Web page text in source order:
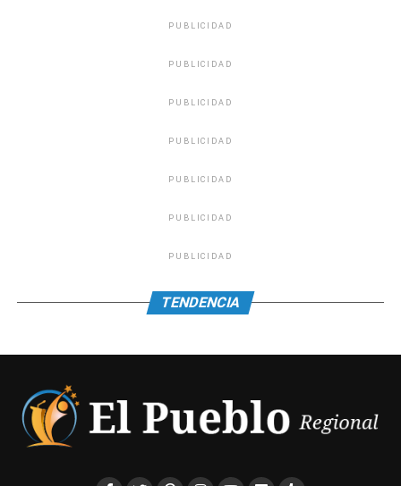
Sin embargo, el tiempo que los usuarios dedican en esta
PUBLICIDAD
PUBLICIDAD
PUBLICIDAD
PUBLICIDAD
PUBLICIDAD
PUBLICIDAD
PUBLICIDAD
TENDENCIA